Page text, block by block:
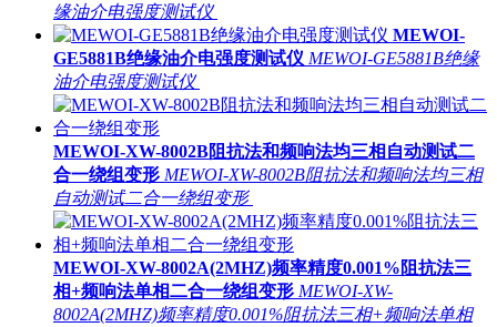
缘油介电强度测试仪
MEWOI-
GE5881B绝缘油介电强度测试仪 MEWOI-GE5881B绝缘
油介电强度测试仪
MEWOI-XW-8002B阻抗法和频响法均三相自动测试二
合一绕组变形 MEWOI-XW-8002B阻抗法和频响法均三相
自动测试二合一绕组变形
MEWOI-XW-8002A(2MHZ)频率精度0.001%阻抗法三
相+频响法单相二合一绕组变形 MEWOI-XW-
8002A(2MHZ)频率精度0.001%阻抗法三相+频响法单相